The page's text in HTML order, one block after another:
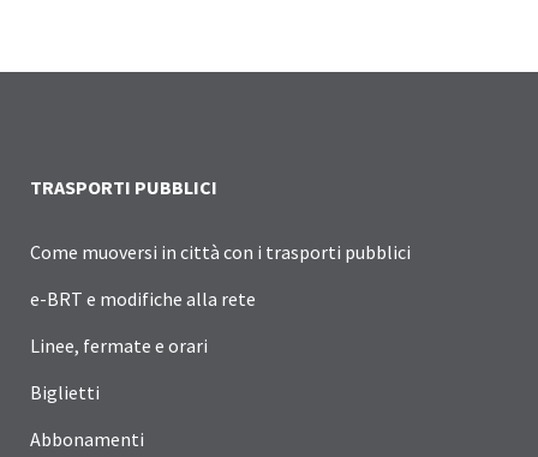
TRASPORTI PUBBLICI
Come muoversi in città con i trasporti pubblici
e-BRT e modifiche alla rete
Linee, fermate e orari
Biglietti
Abbonamenti